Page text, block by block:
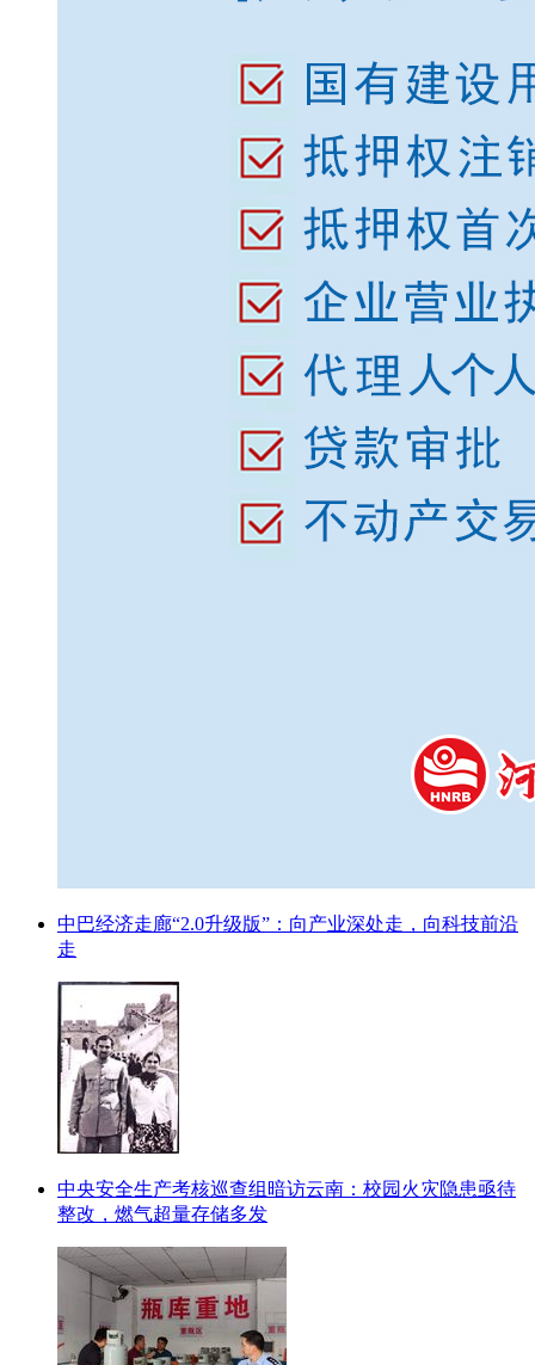
中巴经济走廊“2.0升级版”：向产业深处走，向科技前沿
走
中央安全生产考核巡查组暗访云南：校园火灾隐患亟待
整改，燃气超量存储多发